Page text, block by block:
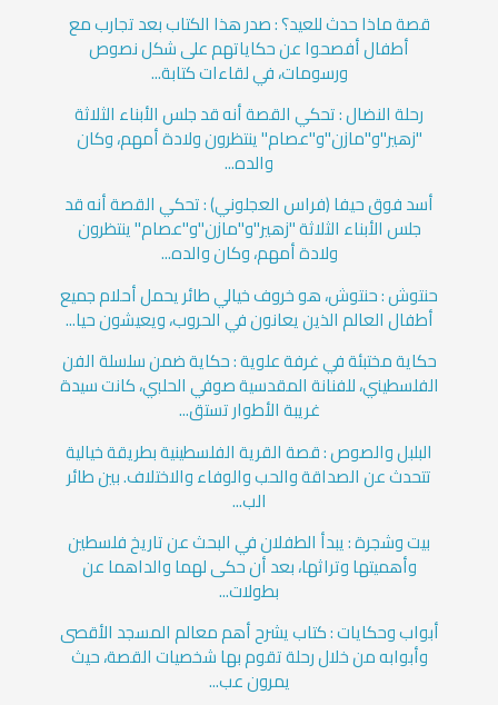
قصة ماذا حدث للعيد؟ : صدر هذا الكتاب بعد تجارب مع
أطفال أفصحوا عن حكاياتهم على شكل نصوص
ورسومات، في لقاءات كتابة...
رحلة النضال : تحكي القصة أنه قد جلس الأبناء الثلاثة
"زهير"و"مازن"و"عصام" ينتظرون ولادة أمهم، وكان
والده...
أسد فوق حيفا (فراس العجلوني) : تحكي القصة أنه قد
جلس الأبناء الثلاثة "زهير"و"مازن"و"عصام" ينتظرون
ولادة أمهم، وكان والده...
حنتوش : حنتوش، هو خروف خيالي طائر يحمل أحلام جميع
أطفال العالم الذين يعانون في الحروب، ويعيشون حيا...
حكاية مختبئة في غرفة علوية : حكاية ضمن سلسلة الفن
الفلسطيني، للفنانة المقدسية صوفي الحلبي، كانت سيدة
غريبة الأطوار تستق...
البلبل والصوص : قصة القرية الفلسطينية بطريقة خيالية
تتحدث عن الصداقة والحب والوفاء والاختلاف. بين طائر
الب...
بيت وشجرة : يبدأ الطفلان في البحث عن تاريخ فلسطين
وأهميتها وتراثها، بعد أن حكى لهما والداهما عن
بطولات...
أبواب وحكايات : كتاب يشرح أهم معالم المسجد الأقصى
وأبوابه من خلال رحلة تقوم بها شخصيات القصة، حيث
يمرون عب...